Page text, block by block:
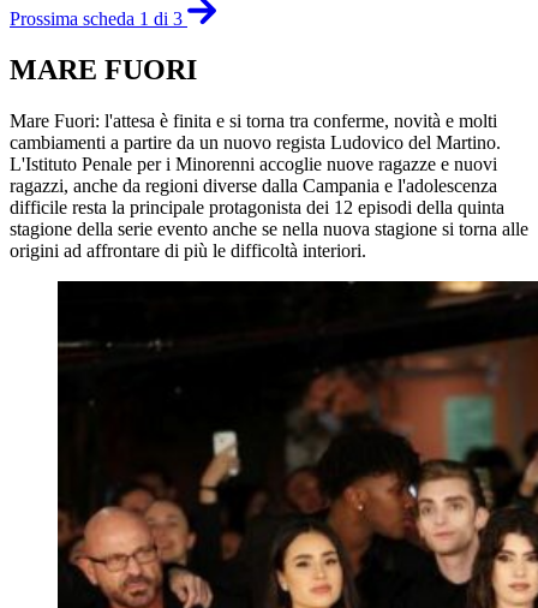
Prossima scheda 1 di 3
MARE FUORI
Mare Fuori: l'attesa è finita e si torna tra conferme, novità e molti
cambiamenti a partire da un nuovo regista Ludovico del Martino.
L'Istituto Penale per i Minorenni accoglie nuove ragazze e nuovi
ragazzi, anche da regioni diverse dalla Campania e l'adolescenza
difficile resta la principale protagonista dei 12 episodi della quinta
stagione della serie evento anche se nella nuova stagione si torna alle
origini ad affrontare di più le difficoltà interiori.